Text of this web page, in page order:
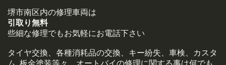
堺市南区内の修理車両は
引取り無料
些細な修理でもお気軽にお電話下さい
タイヤ交換、各種消耗品の交換、キー紛失、車検、カスタ
ム, 板金塗装等々、オートバイの修理に関する事は何でも